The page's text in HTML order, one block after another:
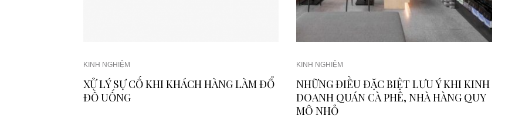
KINH NGHIỆM
XỬ LÝ SỰ CỐ KHI KHÁCH HÀNG LÀM ĐỔ
ĐỒ UỐNG
KINH NGHIỆM
NHỮNG ĐIỀU ĐẶC BIỆT LƯU Ý KHI KINH
DOANH QUÁN CÀ PHÊ, NHÀ HÀNG QUY
MÔ NHỎ